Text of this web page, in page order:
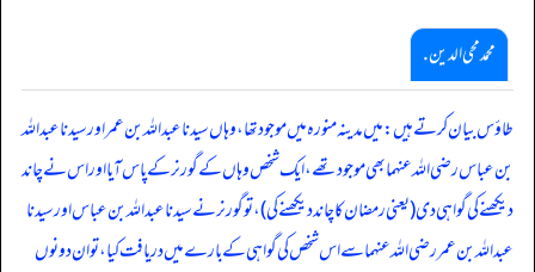
محمد محی الدین .
طاؤس بیان کرتے ہیں: میں مدینہ منورہ میں موجود تھا، وہاں سیدنا عبداللہ بن عمر اور سیدنا عبداللہ
بن عباس رضی اللہ عنہما بھی موجود تھے، ایک شخص وہاں کے گورنر کے پاس آیا اور اس نے چاند
دیکھنے کی گواہی دی (یعنی رمضان کا چاند دیکھنے کی)، تو گورنر نے سیدنا عبداللہ بن عباس اور سیدنا
عبداللہ بن عمر رضی اللہ عنہما سے اس شخص کی گواہی کے بارے میں دریافت کیا، تو ان دونوں